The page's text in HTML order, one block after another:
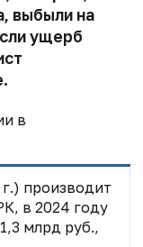
выбыли на
ущерб
в
производит
в 2024 году
млрд руб.,